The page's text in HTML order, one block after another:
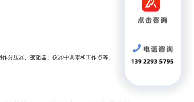
分压器、变阻器、仪器中调零和工作点等。